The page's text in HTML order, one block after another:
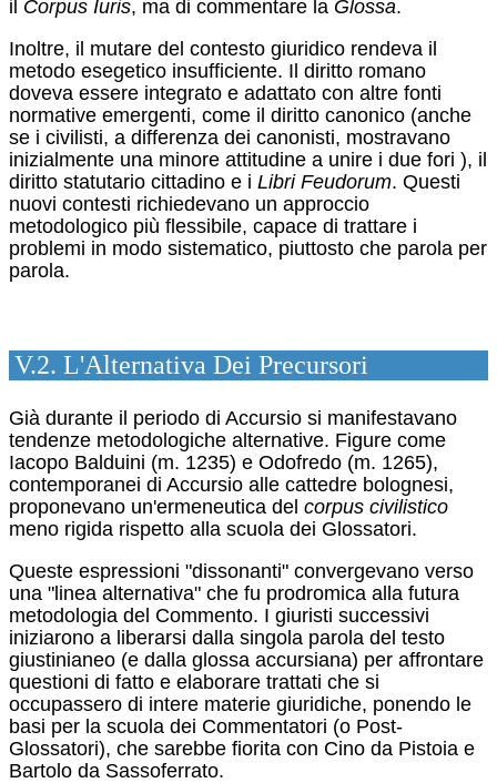
il Corpus Iuris, ma di commentare la Glossa.
Inoltre, il mutare del contesto giuridico rendeva il
metodo esegetico insufficiente. Il diritto romano
doveva essere integrato e adattato con altre fonti
normative emergenti, come il diritto canonico (anche
se i civilisti, a differenza dei canonisti, mostravano
inizialmente una minore attitudine a unire i due fori ), il
diritto statutario cittadino e i Libri Feudorum. Questi
nuovi contesti richiedevano un approccio
metodologico più flessibile, capace di trattare i
problemi in modo sistematico, piuttosto che parola per
parola.
V.2. L'Alternativa Dei Precursori
Già durante il periodo di Accursio si manifestavano
tendenze metodologiche alternative. Figure come
Iacopo Balduini (m. 1235) e Odofredo (m. 1265),
contemporanei di Accursio alle cattedre bolognesi,
proponevano un'ermeneutica del corpus civilistico
meno rigida rispetto alla scuola dei Glossatori.
Queste espressioni "dissonanti" convergevano verso
una "linea alternativa" che fu prodromica alla futura
metodologia del Commento. I giuristi successivi
iniziarono a liberarsi dalla singola parola del testo
giustinianeo (e dalla glossa accursiana) per affrontare
questioni di fatto e elaborare trattati che si
occupassero di intere materie giuridiche, ponendo le
basi per la scuola dei Commentatori (o Post-
Glossatori), che sarebbe fiorita con Cino da Pistoia e
Bartolo da Sassoferrato.